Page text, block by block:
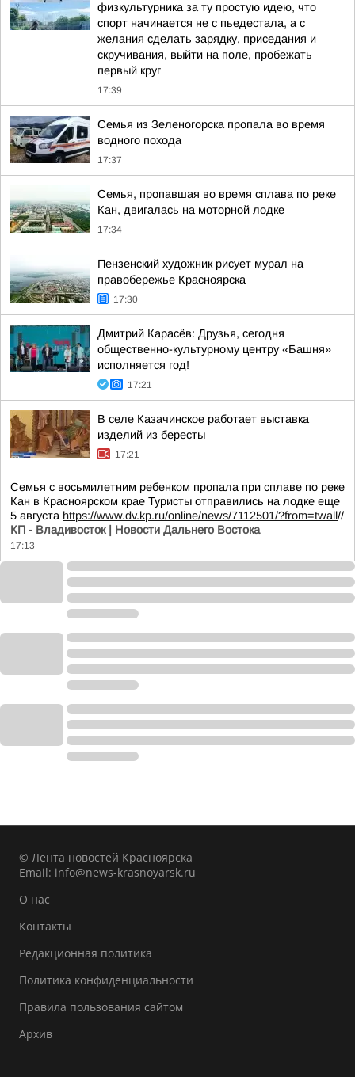
физкультурника за ту простую идею, что
спорт начинается не с пьедестала, а с
желания сделать зарядку, приседания и
скручивания, выйти на поле, пробежать
первый круг
17:39
Семья из Зеленогорска пропала во время
водного похода
17:37
Семья, пропавшая во время сплава по реке
Кан, двигалась на моторной лодке
17:34
Пензенский художник рисует мурал на
правобережье Красноярска
17:30
Дмитрий Карасёв: Друзья, сегодня
общественно-культурному центру «Башня»
исполняется год!
17:21
В селе Казачинское работает выставка
изделий из бересты
17:21
Семья с восьмилетним ребенком пропала при сплаве по реке
Кан в Красноярском крае Туристы отправились на лодке еще
5 августа https://www.dv.kp.ru/online/news/7112501/?from=twall//
КП - Владивосток | Новости Дальнего Востока
17:13
© Лента новостей Красноярска
Email: info@news-krasnoyarsk.ru
О нас
Контакты
Редакционная политика
Политика конфиденциальности
Правила пользования сайтом
Архив